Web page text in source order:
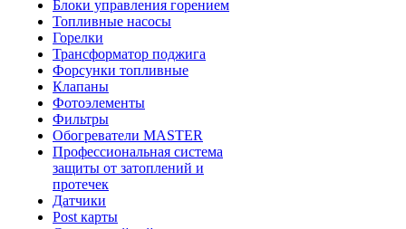
Блоки управления горением
Топливные насосы
Горелки
Трансформатор поджига
Форсунки топливные
Клапаны
Фотоэлементы
Фильтры
Обогреватели MASTER
Профессиональная система
защиты от затоплений и
протечек
Датчики
Post карты